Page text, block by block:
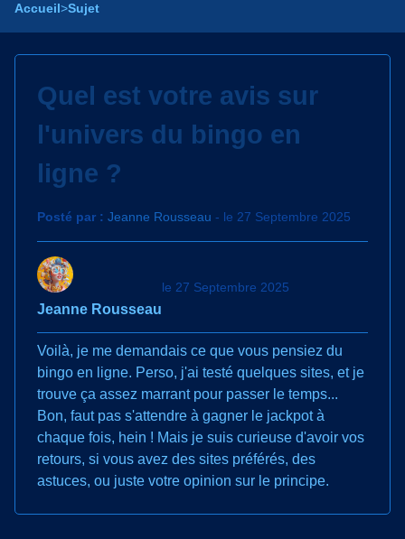
Accueil>Sujet
Quel est votre avis sur
l'univers du bingo en
ligne ?
Posté par : Jeanne Rousseau - le 27 Septembre 2025
Jeanne Rousseau
le 27 Septembre 2025
Voilà, je me demandais ce que vous pensiez du
bingo en ligne. Perso, j'ai testé quelques sites, et je
trouve ça assez marrant pour passer le temps...
Bon, faut pas s'attendre à gagner le jackpot à
chaque fois, hein ! Mais je suis curieuse d'avoir vos
retours, si vous avez des sites préférés, des
astuces, ou juste votre opinion sur le principe.